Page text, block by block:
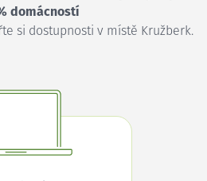
domácností
si dostupnosti v místě Kružberk.